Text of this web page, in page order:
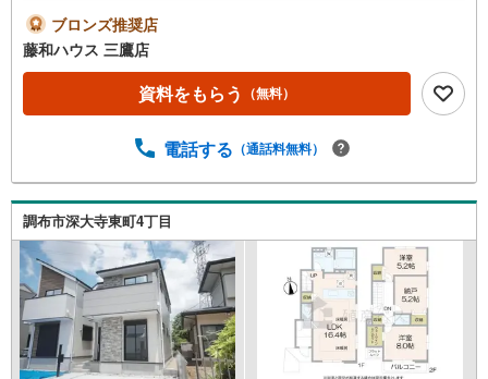
の三鷹店までお気軽にご連絡・ご相談下さい
ブロンズ推奨店
藤和ハウス 三鷹店
資料をもらう （無料）
電話する （通話料無料）
調布市深大寺東町4丁目